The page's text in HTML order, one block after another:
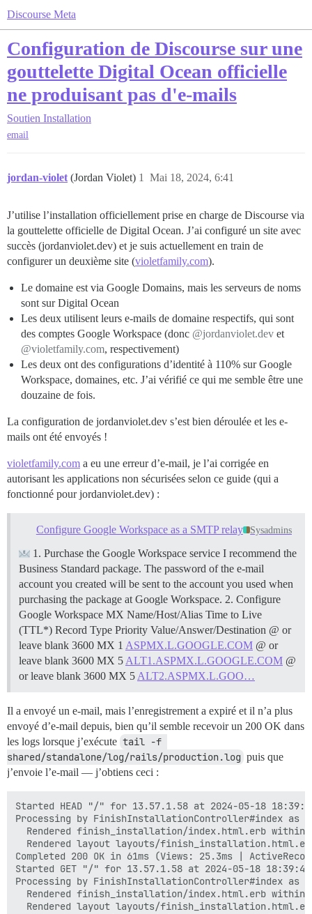
Discourse Meta
Configuration de Discourse sur une
gouttelette Digital Ocean officielle
ne produisant pas d'e-mails
Soutien Installation
email
jordan-violet (Jordan Violet) Mai 18, 2024, 6:41
1
J’utilise l’installation officiellement prise en charge de Discourse via
la gouttelette officielle de Digital Ocean. J’ai configuré un site avec
succès (jordanviolet.dev) et je suis actuellement en train de
configurer un deuxième site (violetfamily.com).
Le domaine est via Google Domains, mais les serveurs de noms
sont sur Digital Ocean
Les deux utilisent leurs e-mails de domaine respectifs, qui sont
des comptes Google Workspace (donc @jordanviolet.dev et
@violetfamily.com, respectivement)
Les deux ont des configurations d’identité à 110% sur Google
Workspace, domaines, etc. J’ai vérifié ce qui me semble être une
douzaine de fois.
La configuration de jordanviolet.dev s’est bien déroulée et les e-
mails ont été envoyés !
violetfamily.com a eu une erreur d’e-mail, je l’ai corrigée en
autorisant les applications non sécurisées selon ce guide (qui a
fonctionné pour jordanviolet.dev) :
Configure Google Workspace as a SMTP relay Sysadmins
1. Purchase the Google Workspace service I recommend the
Business Standard package. The password of the e-mail
account you created will be sent to the account you used when
purchasing the package at Google Workspace. 2. Configure
Google Workspace MX Name/Host/Alias Time to Live
(TTL*) Record Type Priority Value/Answer/Destination @ or
leave blank 3600 MX 1 ASPMX.L.GOOGLE.COM @ or
leave blank 3600 MX 5 ALT1.ASPMX.L.GOOGLE.COM @
or leave blank 3600 MX 5 ALT2.ASPMX.L.GOO…
Il a envoyé un e-mail, mais l’enregistrement a expiré et il n’a plus
envoyé d’e-mail depuis, bien qu’il semble recevoir un 200 OK dans
les logs lorsque j’exécute tail -f
shared/standalone/log/rails/production.log puis que
j’envoie l’e-mail — j’obtiens ceci :
Started HEAD "/" for 13.57.1.58 at 2024-05-18
Processing by FinishInstallationController#index as
Rendered finish_installation/index.html.erb
Rendered layout layouts/
Completed 200 OK in 61ms (Views: 25.3ms |
Started GET "/" for 13.57.1.58 at 2024-05-18 18:39:43
Processing by FinishInstallationController#index as
Rendered finish_installation/index.html.erb
Rendered layout layouts/